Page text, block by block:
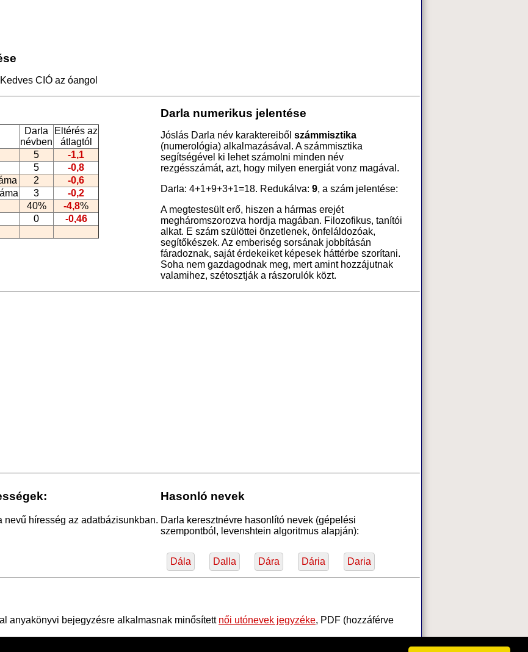
CIÓ az óangol
Darla
névben
Eltérés az
átlagtól
5
-1,1
5
-0,8
2
-0,6
3
-0,2
40% -4,8%
0
-0,46
Darla numerikus jelentése
Jóslás Darla név karaktereiből számmisztika
(numerológia) alkalmazásával. A számmisztika
segítségével ki lehet számolni minden név
rezgésszámát, azt, hogy milyen energiát vonz magával.
Darla: 4+1+9+3+1=18. Redukálva: 9, a szám jelentése:
A megtestesült erő, hiszen a hármas erejét
megháromszorozva hordja magában. Filozofikus, tanítói
alkat. E szám szülöttei önzetlenek, önfeláldozóak,
segítőkészek. Az emberiség sorsának jobbításán
fáradoznak, saját érdekeiket képesek háttérbe szorítani.
Soha nem gazdagodnak meg, mert amint hozzájutnak
valamihez, szétosztják a rászorulók közt.
nevű híresség az adatbázisunkban.
Hasonló nevek
Darla keresztnévre hasonlító nevek (gépelési
szempontból, levenshtein algoritmus alapján):
Dála Dalla Dára Dária Daria
anyakönyvi bejegyzésre alkalmasnak minősített női utónevek jegyzéke, PDF (hozzáférve